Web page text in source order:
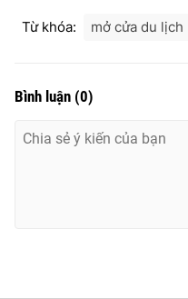
Từ khóa: mở cửa du lịch
Bình luận (0)